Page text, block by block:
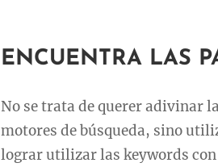
ENCUENTRA LAS
No se trata de querer adivinar
motores de búsqueda, sino
lograr utilizar las keywords